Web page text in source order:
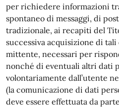
per richiedere informazioni
spontaneo di messaggi, di
tradizionale, ai recapiti del
successiva acquisizione di
mittente, necessari per
nonché di eventuali altri dati
volontariamente dall’utente
(la comunicazione di dati
deve essere effettuata da